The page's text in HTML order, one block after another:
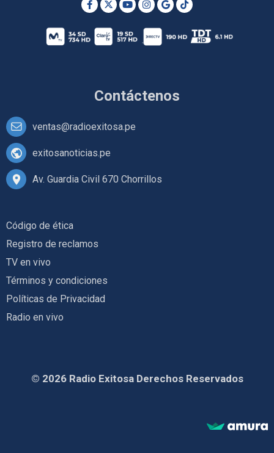
Contáctenos
ventas@radioexitosa.pe
exitosanoticias.pe
Av. Guardia Civil 670 Chorrillos
Código de ética
Registro de reclamos
TV en vivo
Términos y condiciones
Políticas de Privacidad
Radio en vivo
© 2026 Radio Exitosa Derechos Reservados